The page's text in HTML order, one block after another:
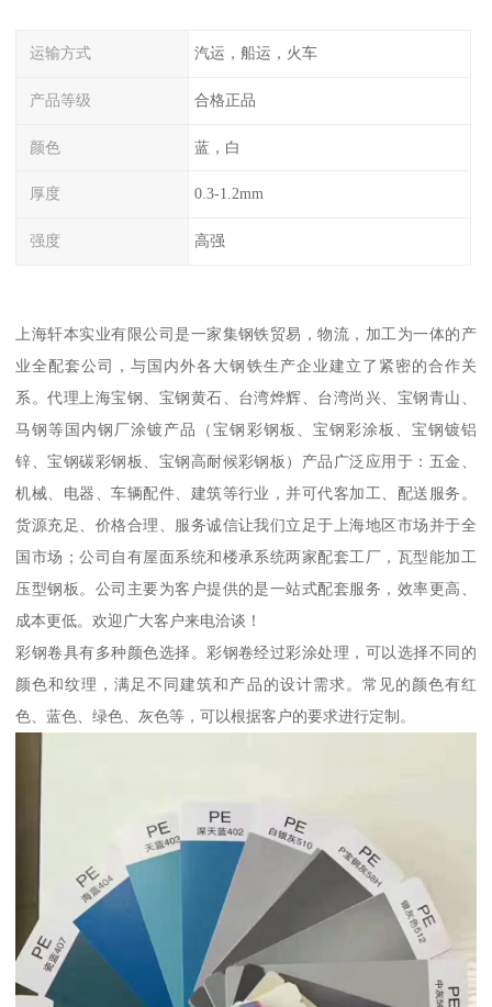
运输方式 汽运，船运，火车
产品等级 合格正品
颜色 蓝，白
厚度 0.3-1.2mm
强度 高强
上海轩本实业有限公司是一家集钢铁贸易，物流，加工为一体的产
业全配套公司，与国内外各大钢铁生产企业建立了紧密的合作关
系。代理上海宝钢、宝钢黄石、台湾烨辉、台湾尚兴、宝钢青山、
马钢等国内钢厂涂镀产品（宝钢彩钢板、宝钢彩涂板、宝钢镀铝
锌、宝钢碳彩钢板、宝钢高耐候彩钢板）产品广泛应用于：五金、
机械、电器、车辆配件、建筑等行业，并可代客加工、配送服务。
货源充足、价格合理、服务诚信让我们立足于上海地区市场并于全
国市场；公司自有屋面系统和楼承系统两家配套工厂，瓦型能加工
压型钢板。公司主要为客户提供的是一站式配套服务，效率更高、
成本更低。欢迎广大客户来电洽谈！
彩钢卷具有多种颜色选择。彩钢卷经过彩涂处理，可以选择不同的
颜色和纹理，满足不同建筑和产品的设计需求。常见的颜色有红
色、蓝色、绿色、灰色等，可以根据客户的要求进行定制。